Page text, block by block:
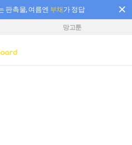
판촉물, 여름엔 부채가 정답
이 작업하세요! 새로워진 AI 부스터 요금제
망고툰